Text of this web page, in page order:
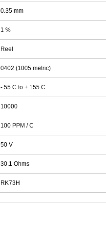
0.35 mm
1 %
Reel
0402 (1005 metric)
- 55 C to + 155 C
10000
100 PPM / C
50 V
30.1 Ohms
RK73H